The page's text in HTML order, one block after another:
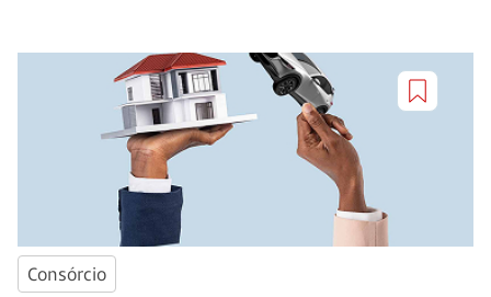
Consórcio